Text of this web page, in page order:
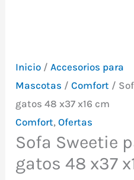
Inicio /Accesorios para
Mascotas /Comfort /
gatos 48 x37 x16 cm
Comfort,Ofertas
Sofa Sweetie
gatos 48 x37